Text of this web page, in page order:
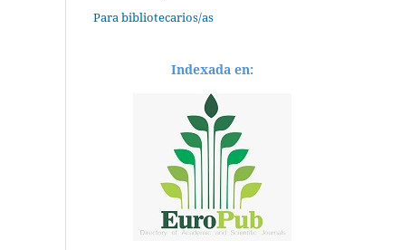
Para bibliotecarios/as
Indexada en: